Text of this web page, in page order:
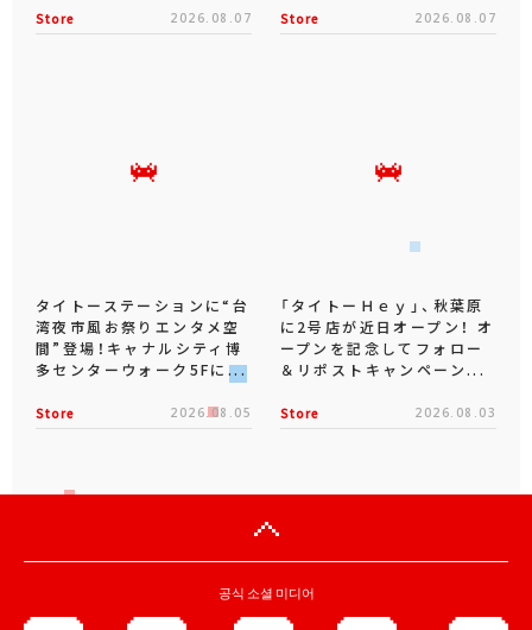
Store 2026.08.07 Store 2026.08.07
タイトーステーションに“台
湾夜市風お祭りエンタメ空
間”登場！キャナルシティ博
多センターウォーク5Fに...
Store 2026.08.05
「タイトーＨｅｙ」、秋葉原
に2号店が近日オープン！ オ
ープンを記念してフォロー
＆リポストキャンペーン...
Store 2026.08.03
공식 소셜 미디어